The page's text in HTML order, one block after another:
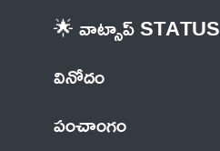
🌟 వాట్సాప్ STATUS
వినోదం
పంచాంగం